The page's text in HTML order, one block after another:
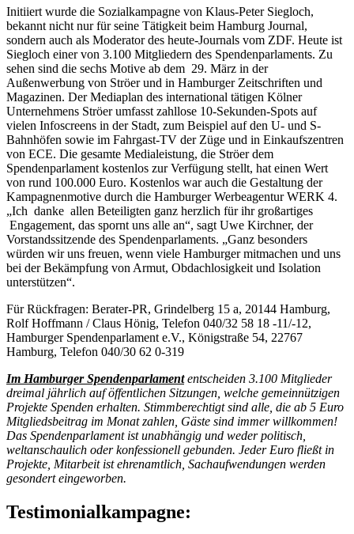
Initiiert wurde die Sozialkampagne von Klaus-Peter Siegloch,
bekannt nicht nur für seine Tätigkeit beim Hamburg Journal,
sondern auch als Moderator des heute-Journals vom ZDF. Heute ist
Siegloch einer von 3.100 Mitgliedern des Spendenparlaments. Zu
sehen sind die sechs Motive ab dem 29. März in der
Außenwerbung von Ströer und in Hamburger Zeitschriften und
Magazinen. Der Mediaplan des international tätigen Kölner
Unternehmens Ströer umfasst zahllose 10-Sekunden-Spots auf
vielen Infoscreens in der Stadt, zum Beispiel auf den U- und S-
Bahnhöfen sowie im Fahrgast-TV der Züge und in Einkaufszentren
von ECE. Die gesamte Medialeistung, die Ströer dem
Spendenparlament kostenlos zur Verfügung stellt, hat einen Wert
von rund 100.000 Euro. Kostenlos war auch die Gestaltung der
Kampagnenmotive durch die Hamburger Werbeagentur WERK 4.
„Ich danke allen Beteiligten ganz herzlich für ihr großartiges
Engagement, das spornt uns alle an“, sagt Uwe Kirchner, der
Vorstandssitzende des Spendenparlaments. „Ganz besonders
würden wir uns freuen, wenn viele Hamburger mitmachen und uns
bei der Bekämpfung von Armut, Obdachlosigkeit und Isolation
unterstützen“.
Für Rückfragen: Berater-PR, Grindelberg 15 a, 20144 Hamburg,
Rolf Hoffmann / Claus Hönig, Telefon 040/32 58 18 -11/-12,
Hamburger Spendenparlament e.V., Königstraße 54, 22767
Hamburg, Telefon 040/30 62 0-319
Im Hamburger Spendenparlament entscheiden 3.100 Mitglieder
dreimal jährlich auf öffentlichen Sitzungen, welche gemeinnützigen
Projekte Spenden erhalten. Stimmberechtigt sind alle, die ab 5 Euro
Mitgliedsbeitrag im Monat zahlen, Gäste sind immer willkommen!
Das Spendenparlament ist unabhängig und weder politisch,
weltanschaulich oder konfessionell gebunden. Jeder Euro fließt in
Projekte, Mitarbeit ist ehrenamtlich, Sachaufwendungen werden
gesondert eingeworben.
Testimonialkampagne: